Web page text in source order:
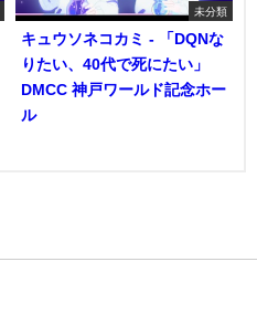
未分類
キュウソネコカミ - 「DQNな
りたい、40代で死にたい」
DMCC 神戸ワールド記念ホー
ル